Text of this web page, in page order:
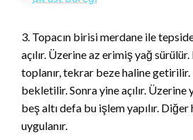
3. Topacın birisi merdane ile
açılır. Üzerine az erimiş yağ
toplanır, tekrar beze haline
bekletilir. Sonra yine açılır. Üzerine
beş altı defa bu işlem yapılır. Diğer
uygulanır.